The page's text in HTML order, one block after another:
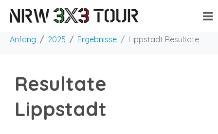
Anfang 2025 Ergebnisse Lippstadt Resultate
Resultate
Lippstadt